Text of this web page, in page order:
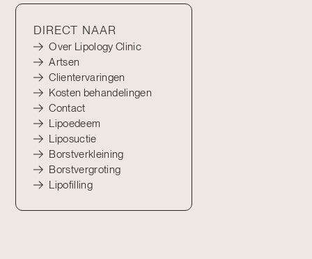
DIRECT NAAR
Over Lipology Clinic
Artsen
Clientervaringen
Kosten behandelingen
Contact
Lipoedeem
Liposuctie
Borstverkleining
Borstvergroting
Lipofilling